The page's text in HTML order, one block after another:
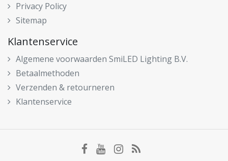
Privacy Policy
Sitemap
Klantenservice
Algemene voorwaarden SmiLED Lighting B.V.
Betaalmethoden
Verzenden & retourneren
Klantenservice